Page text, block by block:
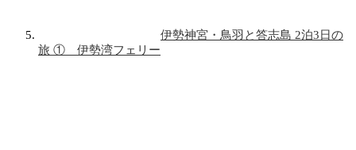
伊勢神宮・鳥羽と答志島 2泊3日の
旅 ① 伊勢湾フェリー